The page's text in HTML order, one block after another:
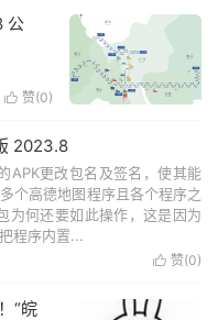
公
 赞(0)
2023.8
APK更改包名及签名，使其能
个高德地图程序且各个程序之
为何还要如此操作，这是因为
程序内置...
 赞(0)
“皖